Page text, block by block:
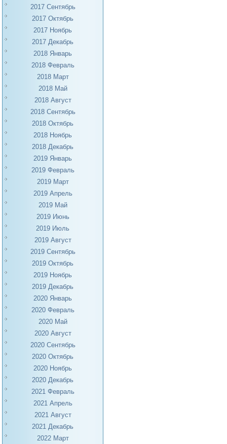
2017 Сентябрь
2017 Октябрь
2017 Ноябрь
2017 Декабрь
2018 Январь
2018 Февраль
2018 Март
2018 Май
2018 Август
2018 Сентябрь
2018 Октябрь
2018 Ноябрь
2018 Декабрь
2019 Январь
2019 Февраль
2019 Март
2019 Апрель
2019 Май
2019 Июнь
2019 Июль
2019 Август
2019 Сентябрь
2019 Октябрь
2019 Ноябрь
2019 Декабрь
2020 Январь
2020 Февраль
2020 Май
2020 Август
2020 Сентябрь
2020 Октябрь
2020 Ноябрь
2020 Декабрь
2021 Февраль
2021 Апрель
2021 Август
2021 Декабрь
2022 Март